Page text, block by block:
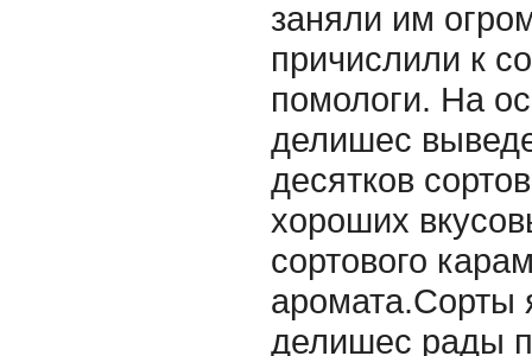
заняли им
причислили к
помологи. На
делишес
десятков
хороших
сортового
аромата.Сорты
делишес рады